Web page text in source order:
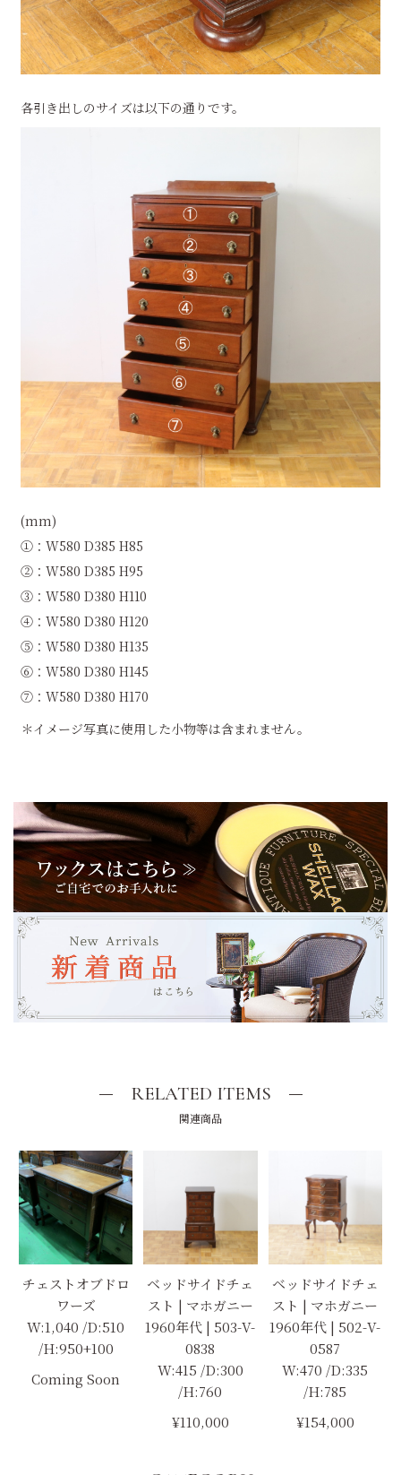
各引き出しのサイズは以下の通りです。
(mm)
①：W580 D385 H85
②：W580 D385 H95
③：W580 D380 H110
④：W580 D380 H120
⑤：W580 D380 H135
⑥：W580 D380 H145
⑦：W580 D380 H170
＊イメージ写真に使用した小物等は含まれません。
RELATED ITEMS
関連商品
チェストオブドロ
ワーズ
W:1,040 /D:510
/H:950+100
Coming Soon
ベッドサイドチェ
スト | マホガニー
1960年代 | 503-V-
0838
W:415 /D:300
/H:760
¥110,000
ベッドサイドチェ
スト | マホガニー
1960年代 | 502-V-
0587
W:470 /D:335
/H:785
¥154,000